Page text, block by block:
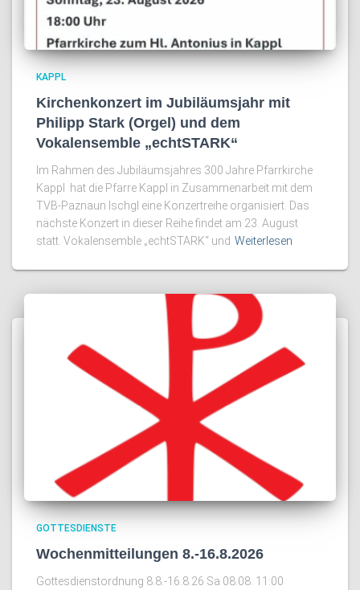
KAPPL
Kirchenkonzert im Jubiläumsjahr mit
Philipp Stark (Orgel) und dem
Vokalensemble „echtSTARK“
Im Rahmen des Jubiläumsjahres 300 Jahre Pfarrkirche
Kappl hat die Pfarre Kappl in Zusammenarbeit mit dem
TVB-Paznaun Ischgl eine Konzertreihe organisiert. Das
nächste Konzert in dieser Reihe findet am 23. August
statt. Vokalensemble „echtSTARK“ und Weiterlesen
GOTTESDIENSTE
Wochenmitteilungen 8.-16.8.2026
Gottesdienstordnung 8.8.-16.8.26 Sa 08.08. 11:00